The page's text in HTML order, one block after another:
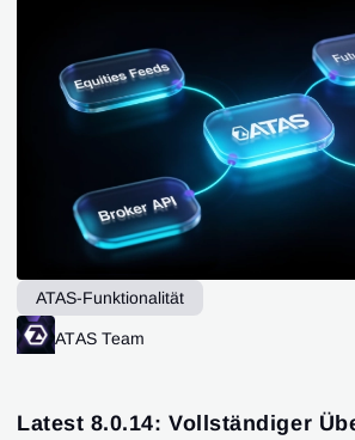
ATAS-Funktionalität
ATAS Team
Latest 8.0.14: Vollständiger